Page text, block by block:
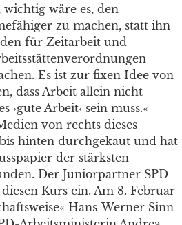
wäre es, den
zu machen, statt ihn
für Zeitarbeit und
Es ist zur fixen Idee von
dass Arbeit allein nicht
›gute Arbeit‹ sein muss.«
von rechts dieses
hinten durchgekaut und hat
der stärksten
Der Juniorpartner SPD
Kurs ein. Am 8. Februar
Hans-Werner Sinn